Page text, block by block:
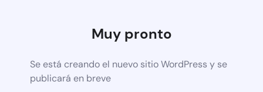
Muy pronto
Se está creando el nuevo sitio WordPress y se
publicará en breve